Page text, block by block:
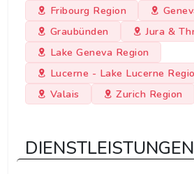
Fribourg Region
Graubünden
Jura &
Lake Geneva Region
Lucerne - Lake Lucerne
Valais
Zurich Region
DIENSTLEISTUNGEN